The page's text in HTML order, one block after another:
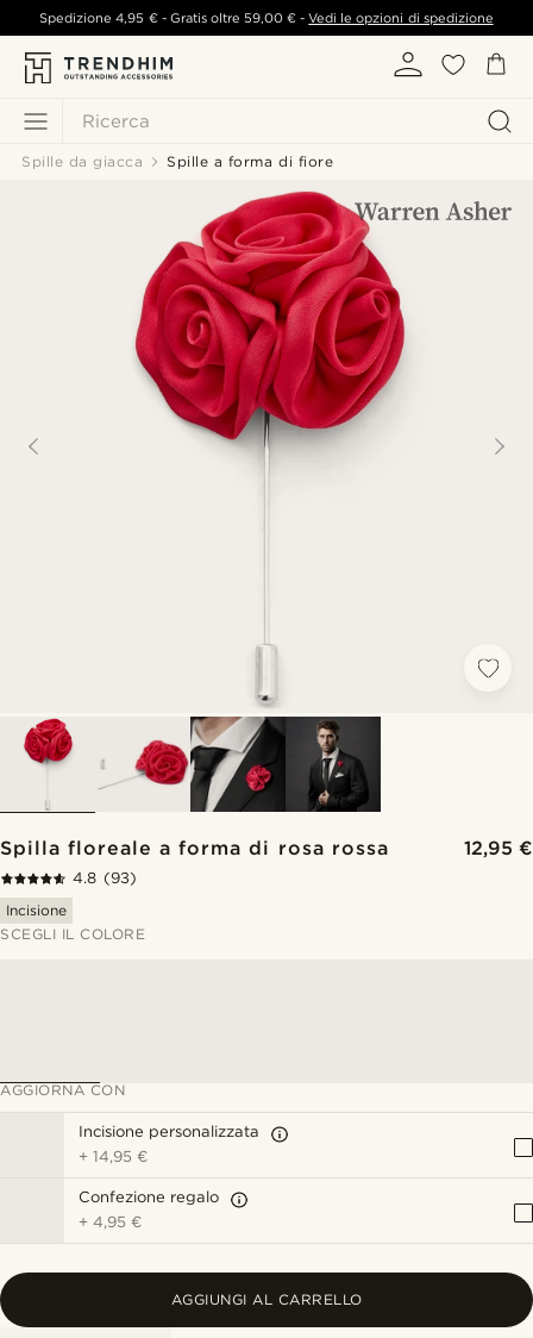
Ricerca
Spedizione4,95 €- Gratis oltre 59,00 € -Vedi le opzioni di spedizione
Spille da giacca Spille a forma di fiore
Spilla floreale a forma di rosa rossa 12,95 €
4.8 (93)
Incisione
SCEGLI IL COLORE
AGGIORNA CON
Incisione personalizzata
+14,95 €
Confezione regalo
+4,95 €
AGGIUNGI AL CARRELLO